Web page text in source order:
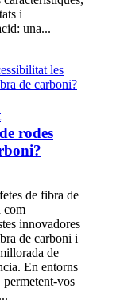
i
una...
rodes
de fibra de
com
innovadores
de carboni i
de
En entorns
vos